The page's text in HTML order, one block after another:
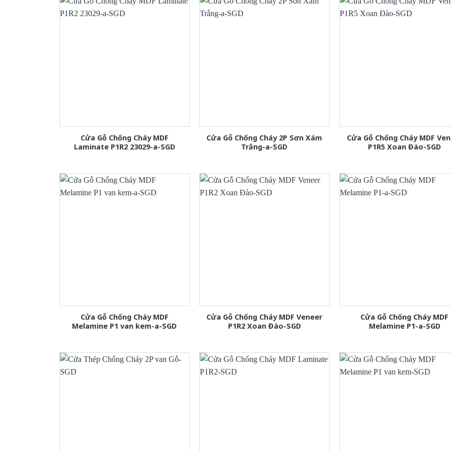
Cửa Gỗ Chống Cháy MDF
Laminate P1R2 23029-a-SGD
Cửa Gỗ Chống Cháy 2P Sơn Xám
Trắng-a-SGD
Cửa Gỗ Chống Cháy MDF
P1R5 Xoan Đào-SGD
Cửa Gỗ Chống Cháy MDF
Melamine P1 van kem-a-SGD
Cửa Gỗ Chống Cháy MDF Veneer
P1R2 Xoan Đào-SGD
Cửa Gỗ Chống Cháy MDF
Melamine P1-a-SGD